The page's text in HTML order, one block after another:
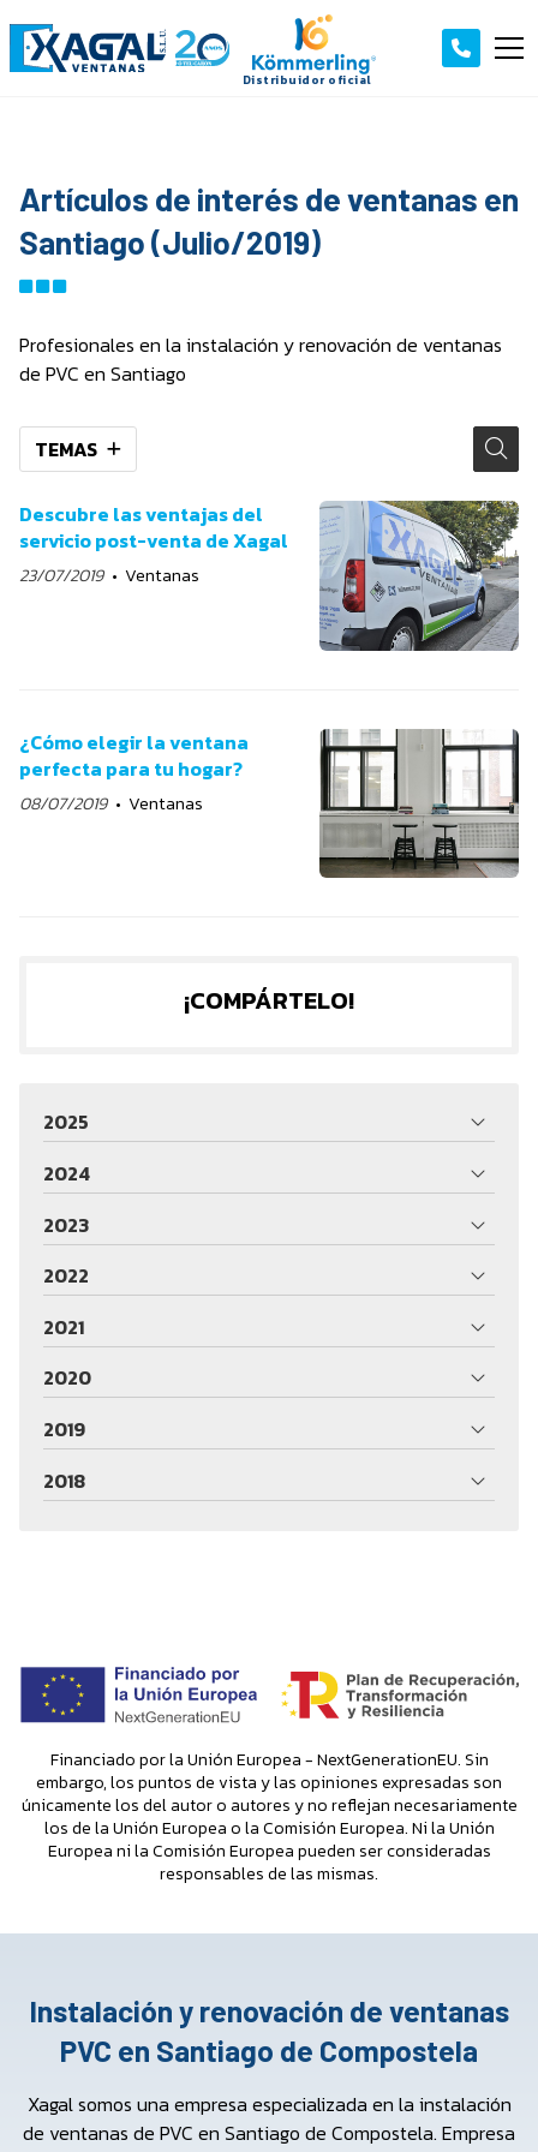
Artículos de interés de ventanas en
Santiago (Julio/2019)
Profesionales en la instalación y renovación de ventanas
de PVC en Santiago
TEMAS
Descubre las ventajas del
servicio post-venta de Xagal
23/07/2019 Ventanas
¿Cómo elegir la ventana
perfecta para tu hogar?
08/07/2019 Ventanas
¡COMPÁRTELO!
2025
2024
2023
2022
2021
2020
2019
2018
Financiado por la Unión Europea - NextGenerationEU. Sin
embargo, los puntos de vista y las opiniones expresadas son
únicamente los del autor o autores y no reflejan necesariamente
los de la Unión Europea o la Comisión Europea. Ni la Unión
Europea ni la Comisión Europea pueden ser consideradas
responsables de las mismas.
Instalación y renovación de ventanas
PVC en Santiago de Compostela
Xagal somos una empresa especializada en la instalación
de ventanas de PVC en Santiago de Compostela. Empresa